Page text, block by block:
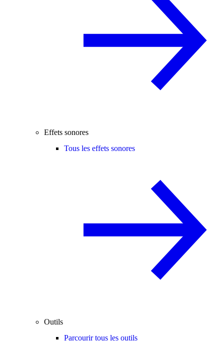
Effets sonores
Tous les effets sonores
Outils
Parcourir tous les outils